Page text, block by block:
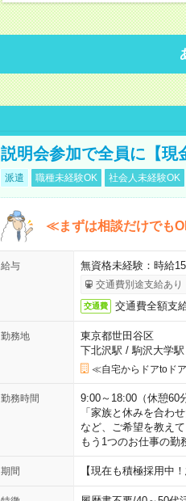
説明会参加で全員に【現
派遣 職種未経験OK 社会人未経験OK
≪まずは相談だけでも
給与 無資格未経験：時給
交通費別途支給あり
交通費 交通費全額支
勤務地
東京都世田谷区
下北沢駅 / 駒沢大学駅
≪自宅からドアtoド
勤務時間
9:00～18:00（休憩60
「家族と休みを合わ
など、ご希望を教え
もう1つのお仕事の勤
期間 【現在も積極採用中